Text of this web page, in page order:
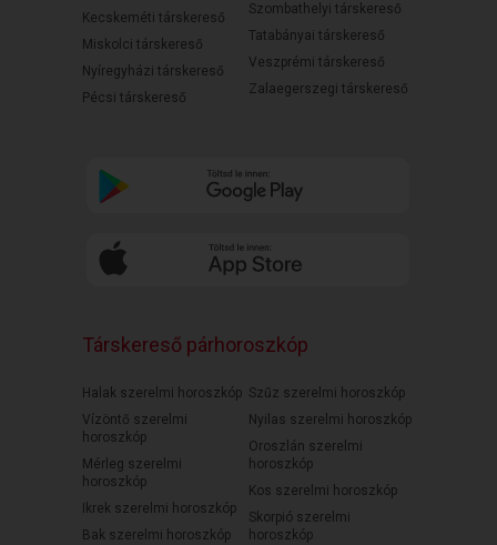
Kecskeméti társkereső
Miskolci társkereső
Nyíregyházi társkereső
Pécsi társkereső
Szombathelyi társkereső
Tatabányai társkereső
Veszprémi társkereső
Zalaegerszegi társkereső
Társkereső párhoroszkóp
Halak szerelmi horoszkóp
Vízöntő szerelmi
horoszkóp
Mérleg szerelmi
horoszkóp
Ikrek szerelmi horoszkóp
Bak szerelmi horoszkóp
Szűz szerelmi horoszkóp
Nyilas szerelmi horoszkóp
Oroszlán szerelmi
horoszkóp
Kos szerelmi horoszkóp
Skorpió szerelmi
horoszkóp